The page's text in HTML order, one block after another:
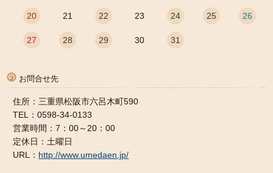
20 21 22 23 24 25 26
27 28 29 30 31
お問合せ先
住所：三重県松阪市六呂木町590
TEL：0598-34-0133
営業時間：7：00～20：00
定休日：土曜日
URL： http://www.umedaen.jp/